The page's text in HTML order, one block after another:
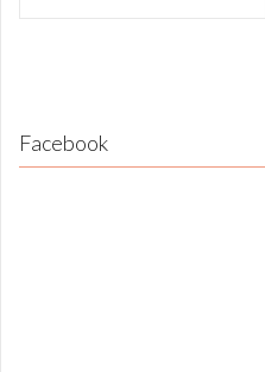
Facebook